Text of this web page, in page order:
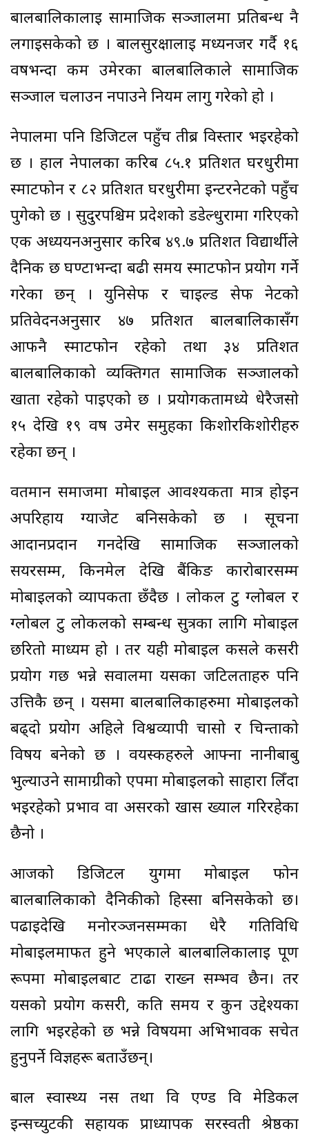
बालबालिकालाई सामाजिक सञ्जालमा प्रतिबन्ध नै
लगाइसकेको छ । बालसुरक्षालाई मध्यनजर गर्दै १६
वर्षभन्दा कम उमेरका बालबालिकाले सामाजिक
सञ्जाल चलाउन नपाउने नियम लागु गरेको हो ।
नेपालमा पनि डिजिटल पहुँच तीब्र विस्तार भइरहेको
छ । हाल नेपालका करिब ८५.१ प्रतिशत घरधुरीमा
स्मार्टफोन र ८२ प्रतिशत घरधुरीमा इन्टरनेटको पहुँच
पुगेको छ । सुदुरपश्चिम प्रदेशको डडेल्धुरामा गरिएको
एक अध्ययनअनुसार करिब ४९.७ प्रतिशत विद्यार्थीले
दैनिक छ घण्टाभन्दा बढी समय स्मार्टफोन प्रयोग गर्ने
गरेका छन् । युनिसेफ र चाइल्ड सेफ नेटको
प्रतिवेदनअनुसार ४७ प्रतिशत बालबालिकासँग
आफनै स्मार्टफोन रहेको तथा ३४ प्रतिशत
बालबालिकाको व्यक्तिगत सामाजिक सञ्जालको
खाता रहेको पाइएको छ । प्रयोगकर्तामध्ये धेरैजसो
१५ देखि १९ वर्ष उमेर समुहका किशोरकिशोरीहरु
रहेका छन् ।
वर्तमान समाजमा मोबाइल आवश्यकता मात्र होइन
अपरिहार्य ग्याजेट बनिसकेको छ । सूचना
आदानप्रदान गर्नदेखि सामाजिक सञ्जालको
सयरसम्म, किनमेल देखि बैंकिङ कारोबारसम्म
मोबाइलको व्यापकता छँदैछ । लोकल टु ग्लोबल र
ग्लोबल टु लोकलको सम्बन्ध सुत्रका लागि मोबाइल
छरितो माध्यम हो । तर यही मोबाइल कसले कसरी
प्रयोग गर्छ भन्ने सवालमा यसका जटिलताहरु पनि
उत्तिकै छन् । यसमा बालबालिकाहरुमा मोबाइलको
बढ्दो प्रयोग अहिले विश्वव्यापी चासो र चिन्ताको
विषय बनेको छ । वयस्कहरुले आफ्ना नानीबाबु
भुल्याउने सामाग्रीको एपमा मोबाइलको साहारा लिँदा
भइरहेको प्रभाव वा असरको खास ख्याल गरिरहेका
छैनो ।
आजको डिजिटल युगमा मोबाइल फोन
बालबालिकाको दैनिकीको हिस्सा बनिसकेको छ।
पढाइदेखि मनोरञ्जनसम्मका धेरै गतिविधि
मोबाइलमार्फत हुने भएकाले बालबालिकालाई पूर्ण
रूपमा मोबाइलबाट टाढा राख्न सम्भव छैन। तर
यसको प्रयोग कसरी, कति समय र कुन उद्देश्यका
लागि भइरहेको छ भन्ने विषयमा अभिभावक सचेत
हुनुपर्ने विज्ञहरू बताउँछन्।
बाल स्वास्थ्य नर्स तथा वि एण्ड वि मेडिकल
इन्सच्युटकी सहायक प्राध्यापक सरस्वती श्रेष्ठका